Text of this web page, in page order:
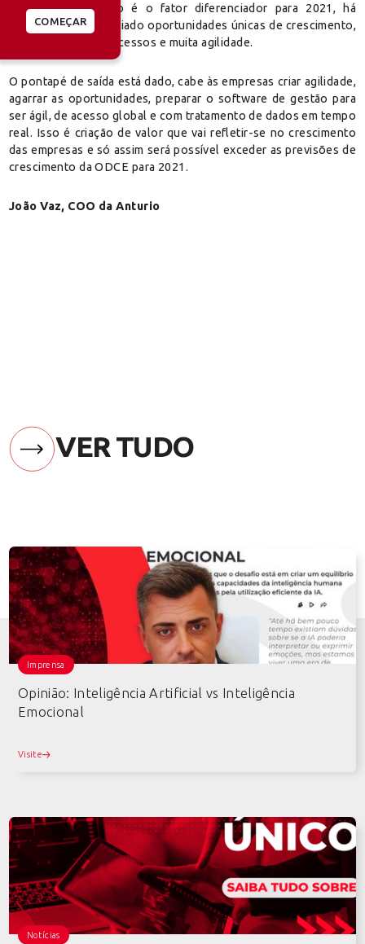
COMEÇAR
software de gestão é o fator diferenciador para 2021, há
soluções que têm criado oportunidades únicas de crescimento,
simplificação de processos e muita agilidade.
O pontapé de saída está dado, cabe às empresas criar agilidade,
agarrar as oportunidades, preparar o software de gestão para
ser ágil, de acesso global e com tratamento de dados em tempo
real. Isso é criação de valor que vai refletir-se no crescimento
das empresas e só assim será possível exceder as previsões de
crescimento da ODCE para 2021.
João Vaz, COO da Anturio
VER TUDO
Imprensa
Opinião: Inteligência Artificial vs Inteligência
Emocional
Visite
Notícias